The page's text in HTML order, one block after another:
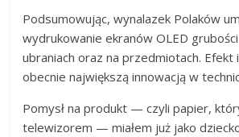
Podsumowując, wynalazek Polaków
wydrukowanie ekranów OLED
ubraniach oraz na przedmiotach. Efekt
obecnie największą innowacją w
Pomysł na produkt — czyli papier,
telewizorem — miałem już jako